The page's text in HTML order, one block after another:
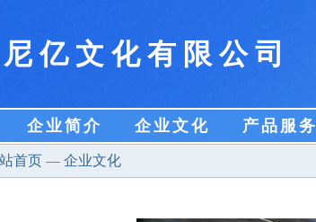
亿文化有限公司
企业简介 企业文化 产品服务
首页 — 企业文化